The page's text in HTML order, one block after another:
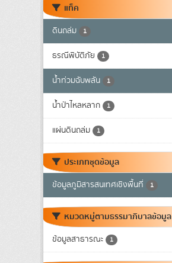
แท็ค
ดินถล่ม 1
ธรณีพิบัติภัย 1
น้ำท่วมฉับพลัน 1
น้ำป่าไหลหลาก 1
แผ่นดินถล่ม 1
ประเภทชุดข้อมูล
ข้อมูลภูมิสารสนเทศเชิงพื้นที่ 1
หมวดหมู่ตามธรรมาภิบาลข้อมูล
ข้อมูลสาธารณะ 1